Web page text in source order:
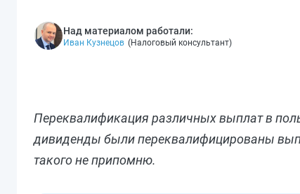
Над материалом работали:
Иван Кузнецов (Налоговый консультант)
Переквалификация различных выплат в
дивиденды были переквалифицированы
такого не припомню.